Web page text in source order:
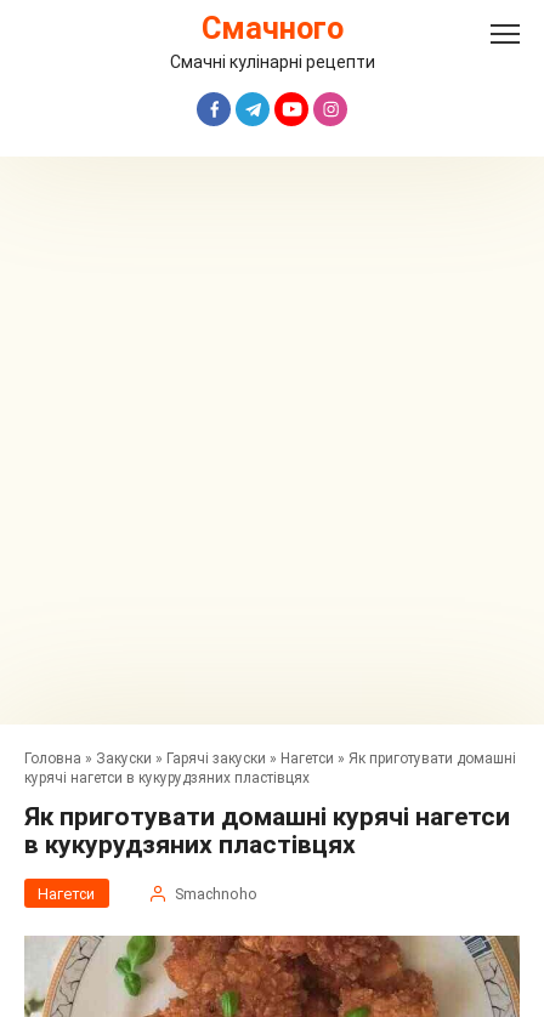
Смачного
Смачні кулінарні рецепти
Головна » Закуски » Гарячі закуски » Нагетси » Як приготувати домашні
курячі нагетси в кукурудзяних пластівцях
Як приготувати домашні курячі нагетси
в кукурудзяних пластівцях
Нагетси Smachnoho